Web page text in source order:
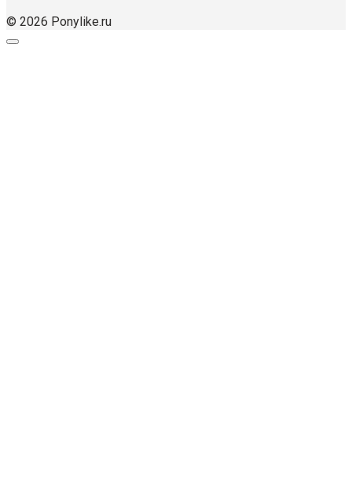
© 2026 Ponylike.ru